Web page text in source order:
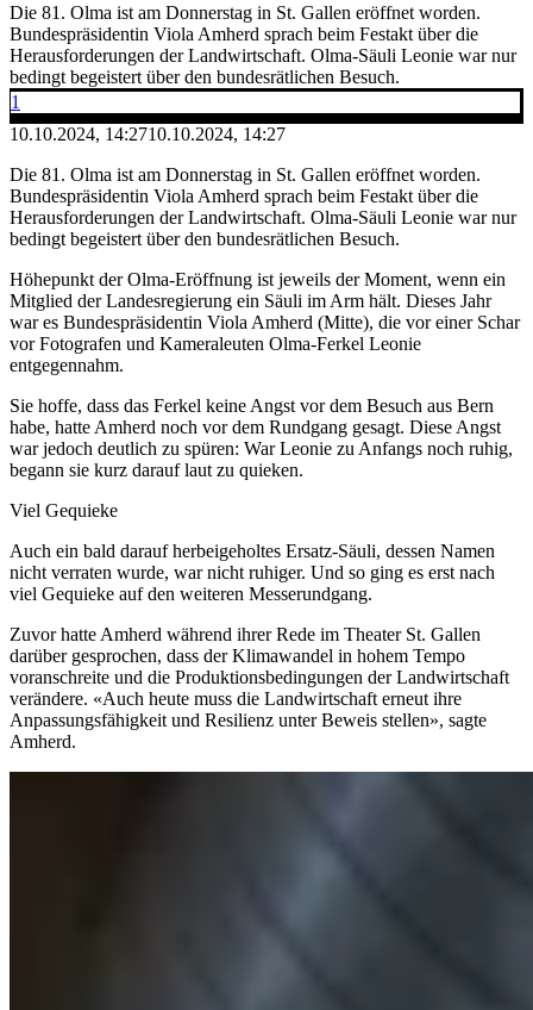
Die 81. Olma ist am Donnerstag in St. Gallen eröffnet worden.
Bundespräsidentin Viola Amherd sprach beim Festakt über die
Herausforderungen der Landwirtschaft. Olma-Säuli Leonie war nur
bedingt begeistert über den bundesrätlichen Besuch.
1
10.10.2024, 14:2710.10.2024, 14:27
Die 81. Olma ist am Donnerstag in St. Gallen eröffnet worden.
Bundespräsidentin Viola Amherd sprach beim Festakt über die
Herausforderungen der Landwirtschaft. Olma-Säuli Leonie war nur
bedingt begeistert über den bundesrätlichen Besuch.
Höhepunkt der Olma-Eröffnung ist jeweils der Moment, wenn ein
Mitglied der Landesregierung ein Säuli im Arm hält. Dieses Jahr
war es Bundespräsidentin Viola Amherd (Mitte), die vor einer Schar
vor Fotografen und Kameraleuten Olma-Ferkel Leonie
entgegennahm.
Sie hoffe, dass das Ferkel keine Angst vor dem Besuch aus Bern
habe, hatte Amherd noch vor dem Rundgang gesagt. Diese Angst
war jedoch deutlich zu spüren: War Leonie zu Anfangs noch ruhig,
begann sie kurz darauf laut zu quieken.
Viel Gequieke
Auch ein bald darauf herbeigeholtes Ersatz-Säuli, dessen Namen
nicht verraten wurde, war nicht ruhiger. Und so ging es erst nach
viel Gequieke auf den weiteren Messerundgang.
Zuvor hatte Amherd während ihrer Rede im Theater St. Gallen
darüber gesprochen, dass der Klimawandel in hohem Tempo
voranschreite und die Produktionsbedingungen der Landwirtschaft
verändere. «Auch heute muss die Landwirtschaft erneut ihre
Anpassungsfähigkeit und Resilienz unter Beweis stellen», sagte
Amherd.